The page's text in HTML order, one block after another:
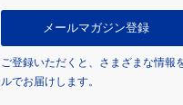
メールマガジン登録
ご登録いただくと、さまざまな情報
ルでお届けします。